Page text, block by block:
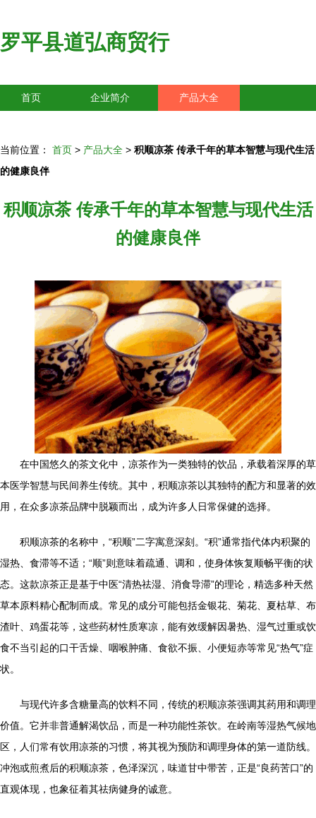
罗平县道弘商贸行
首页 企业简介 产品大全
当前位置： 首页 > 产品大全 > 积顺凉茶 传承千年的草本智慧与现代生活
的健康良伴
积顺凉茶 传承千年的草本智慧与现代生活
的健康良伴
在中国悠久的茶文化中，凉茶作为一类独特的饮品，承载着深厚的草
本医学智慧与民间养生传统。其中，积顺凉茶以其独特的配方和显著的效
用，在众多凉茶品牌中脱颖而出，成为许多人日常保健的选择。
积顺凉茶的名称中，“积顺”二字寓意深刻。“积”通常指代体内积聚的
湿热、食滞等不适；“顺”则意味着疏通、调和，使身体恢复顺畅平衡的状
态。这款凉茶正是基于中医“清热祛湿、消食导滞”的理论，精选多种天然
草本原料精心配制而成。常见的成分可能包括金银花、菊花、夏枯草、布
渣叶、鸡蛋花等，这些药材性质寒凉，能有效缓解因暑热、湿气过重或饮
食不当引起的口干舌燥、咽喉肿痛、食欲不振、小便短赤等常见“热气”症
状。
与现代许多含糖量高的饮料不同，传统的积顺凉茶强调其药用和调理
价值。它并非普通解渴饮品，而是一种功能性茶饮。在岭南等湿热气候地
区，人们常有饮用凉茶的习惯，将其视为预防和调理身体的第一道防线。
冲泡或煎煮后的积顺凉茶，色泽深沉，味道甘中带苦，正是“良药苦口”的
直观体现，也象征着其祛病健身的诚意。